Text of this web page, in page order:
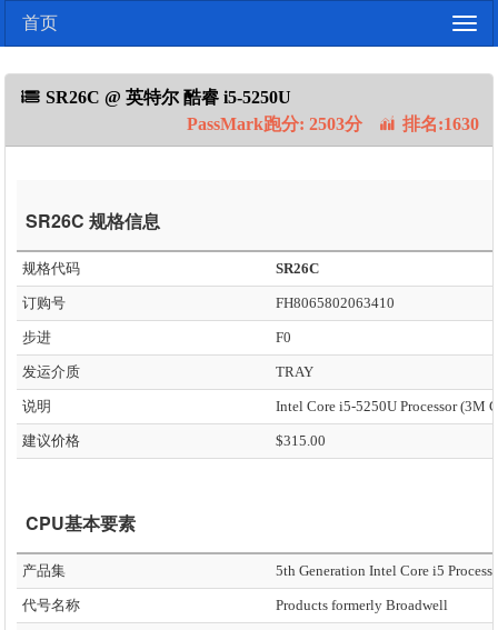
首页
SR26C @ 英特尔 酷睿 i5-5250U
PassMark跑分: 2503分
排名:1630
SR26C 规格信息
规格代码 SR26C
订购号 FH8065802063410
步进 F0
发运介质 TRAY
说明
建议价格 $315.00
CPU基本要素
产品集 5th Generation Intel Core i5
代号名称 Products formerly Broadwell